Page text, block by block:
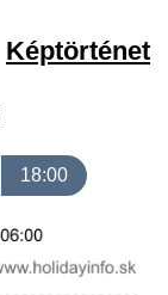
Képtörténet
18:00